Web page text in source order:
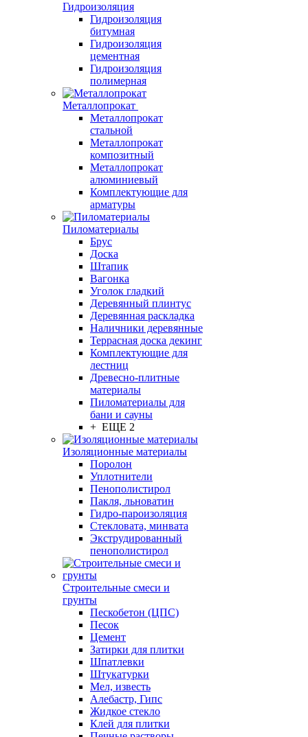
Гидроизоляция
Гидроизоляция
битумная
Гидроизоляция
цементная
Гидроизоляция
полимерная
Металлопрокат
Металлопрокат
стальной
Металлопрокат
композитный
Металлопрокат
алюминиевый
Комплектующие для
арматуры
Пиломатериалы
Брус
Доска
Штапик
Вагонка
Уголок гладкий
Деревянный плинтус
Деревянная раскладка
Наличники деревянные
Террасная доска декинг
Комплектующие для
лестниц
Древесно-плитные
материалы
Пиломатериалы для
бани и сауны
+ ЕЩЕ 2
Изоляционные материалы
Поролон
Уплотнители
Пенополистирол
Пакля, льноватин
Гидро-пароизоляция
Стекловата, минвата
Экструдированный
пенополистирол
Строительные смеси и
грунты
Пескобетон (ЦПС)
Песок
Цемент
Затирки для плитки
Шпатлевки
Штукатурки
Мел, известь
Алебастр, Гипс
Жидкое стекло
Клей для плитки